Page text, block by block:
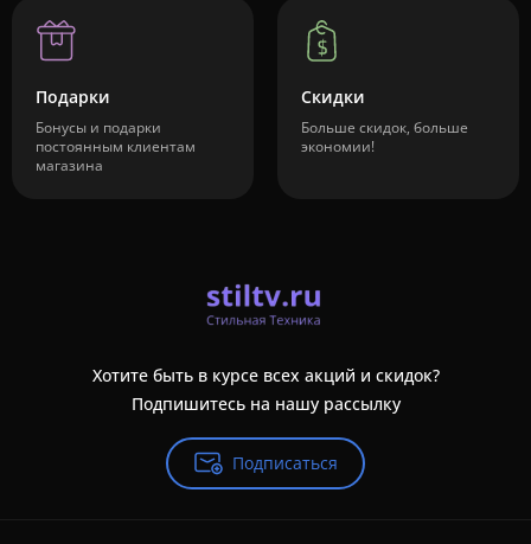
Подарки
Бонусы и подарки
постоянным клиентам
магазина
Скидки
Больше скидок, больше
экономии!
Хотите быть в курсе всех акций и скидок?
Подпишитесь на нашу рассылку
Подписаться